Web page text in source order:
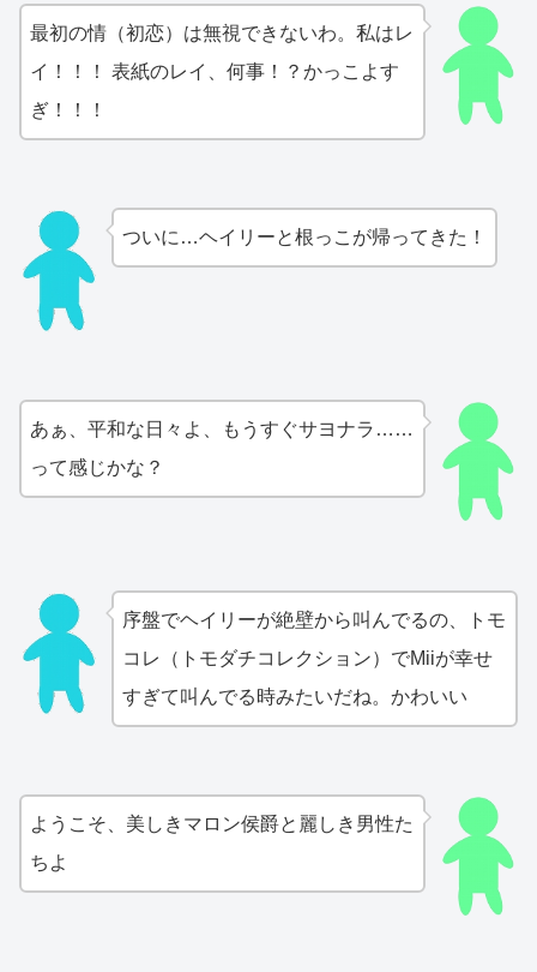
最初の情（初恋）は無視できないわ。私はレ
イ！！！ 表紙のレイ、何事！？かっこよす
ぎ！！！
ついに…ヘイリーと根っこが帰ってきた！
あぁ、平和な日々よ、もうすぐサヨナラ……
って感じかな？
序盤でヘイリーが絶壁から叫んでるの、トモ
コレ（トモダチコレクション）でMiiが幸せ
すぎて叫んでる時みたいだね。かわいい
ようこそ、美しきマロン侯爵と麗しき男性た
ちよ